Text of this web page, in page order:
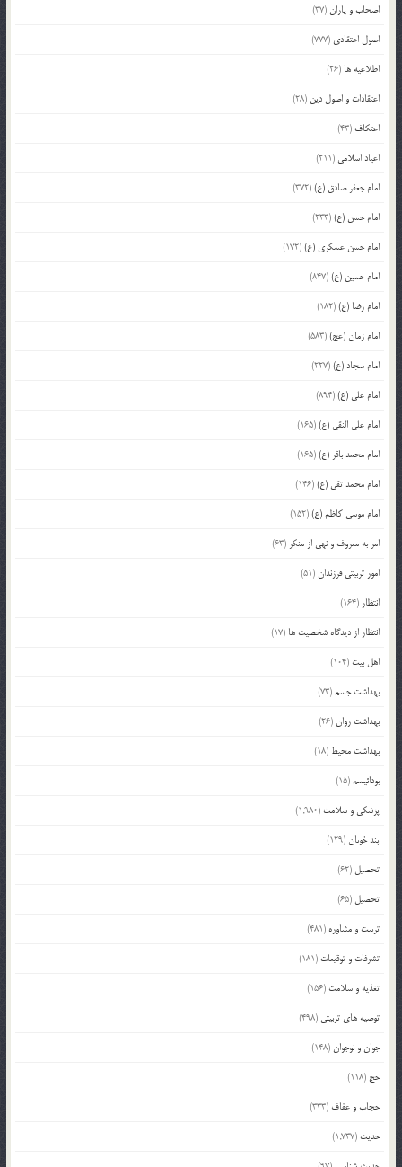
اصحاب و یاران(37)
اصول اعتقادی (777)
اطلاعیه ها (26)
اعتقادات و اصول دین (28)
اعتکاف (43)
اعیاد اسلامی (211)
امام جعفر صادق (ع)(372)
امام حسن (ع)(233)
امام حسن عسکری (ع)(172)
امام حسین (ع)(847)
امام رضا (ع)(182)
امام زمان (عج)(583)
امام سجاد (ع)(227)
امام علی (ع)(894)
امام علی النقی (ع)(165)
امام محمد باقر (ع)(165)
امام محمد تقی (ع)(146)
امام موسی کاظم (ع)(152)
امر به معروف و نهی از منکر (63)
امور تربیتی فرزندان(51)
انتظار (164)
انتظار از دیدگاه شخصیت ها (17)
اهل بیت (104)
بهداشت جسم(73)
بهداشت روان(26)
بهداشت محیط (18)
بودائیسم(15)
پزشکی و سلامت (1,980)
پند خوبان(129)
تحصیل (62)
تحصیل (65)
تربیت و مشاوره (481)
تشرفات و توقیعات (181)
تغذیه و سلامت (156)
توصیه های تربیتی (498)
جوان و نوجوان(148)
حج (118)
حجاب و عفاف (333)
حدیث (1,737)